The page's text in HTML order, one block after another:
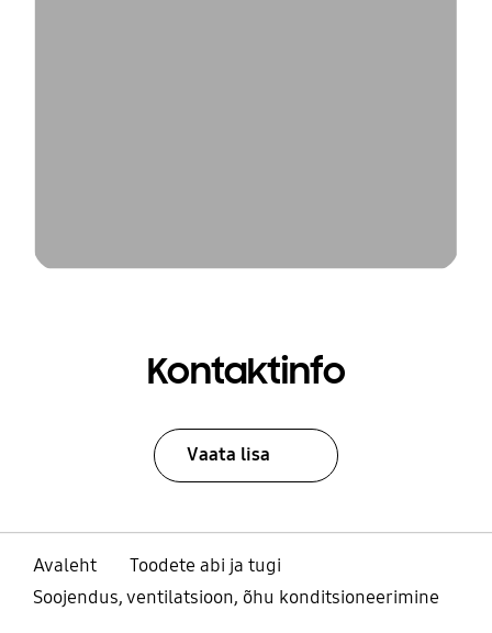
Kontaktinfo
Vaata lisa
Avaleht
Toodete abi ja tugi
Soojendus, ventilatsioon, õhu konditsioneerimine